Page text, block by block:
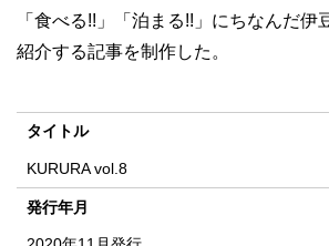
「食べる!!」「泊まる!!」にちなんだ伊
紹介する記事を制作した。
タイトル
KURURA vol.8
発行年月